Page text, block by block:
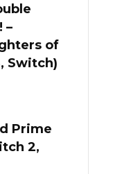
–
of
Switch)
Prime
2,